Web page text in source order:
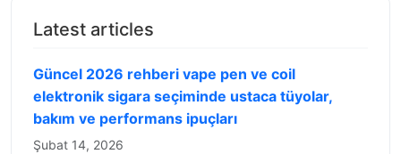
Latest articles
Güncel 2026 rehberi vape pen ve coil
elektronik sigara seçiminde ustaca tüyolar,
bakım ve performans ipuçları
Şubat 14, 2026